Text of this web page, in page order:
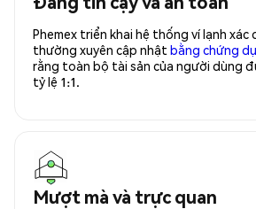
Phemex triển khai hệ thống ví lạnh xác
thường xuyên cập nhật bằng chứng
rằng toàn bộ tài sản của người dùng
tỷ lệ 1:1.
Mượt mà và trực quan